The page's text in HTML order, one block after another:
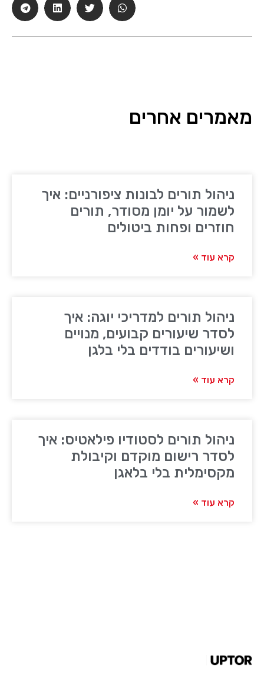
מאמרים אחרים
ניהול תורים לבונות ציפורניים: איך
לשמור על יומן מסודר, תורים
חוזרים ופחות ביטולים
קרא עוד »
ניהול תורים למדריכי יוגה: איך
לסדר שיעורים קבועים, מנויים
ושיעורים בודדים בלי בלגן
קרא עוד »
ניהול תורים לסטודיו פילאטיס: איך
לסדר רישום מוקדם וקיבולת
מקסימלית בלי בלאגן
קרא עוד »